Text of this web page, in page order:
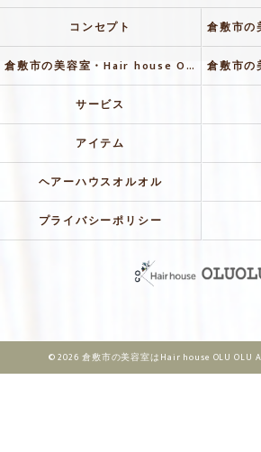
コンセプト
倉敷市の美容室・Hair house OLU OLUの評判
サービス
アイテム
ヘアーハウスオルオル
プライバシーポリシー
© 2026 倉敷市の美容室はHair house OLU OLU